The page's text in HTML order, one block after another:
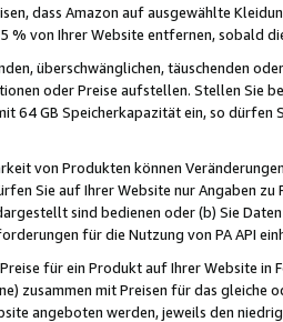
dass Amazon auf ausgewählte
% von Ihrer Website entfernen, sobald
überschwänglichen, täuschenden
oder Preise aufstellen. Stellen Sie
64 GB Speicherkapazität ein, so dürfen
von Produkten können
Sie auf Ihrer Website nur Angaben
sind bedienen oder (b) Sie
für die Nutzung von PA API
für ein Produkt auf Ihrer Website
zusammen mit Preisen für das
angeboten werden, jeweils den